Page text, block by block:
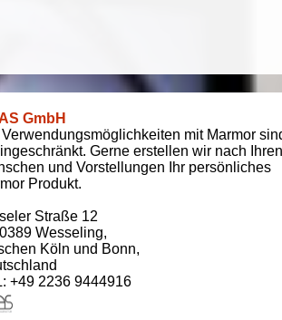
GmbH
Verwendungsmöglichkeiten mit Marmor
Gerne erstellen wir nach Ihren
und Vorstellungen Ihr persönliches
Produkt.
Straße 12
Wesseling,
Köln und Bonn,
+49 2236 9444916